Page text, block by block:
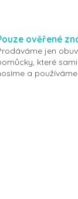
ověřené
jen
které sami
a používáme.